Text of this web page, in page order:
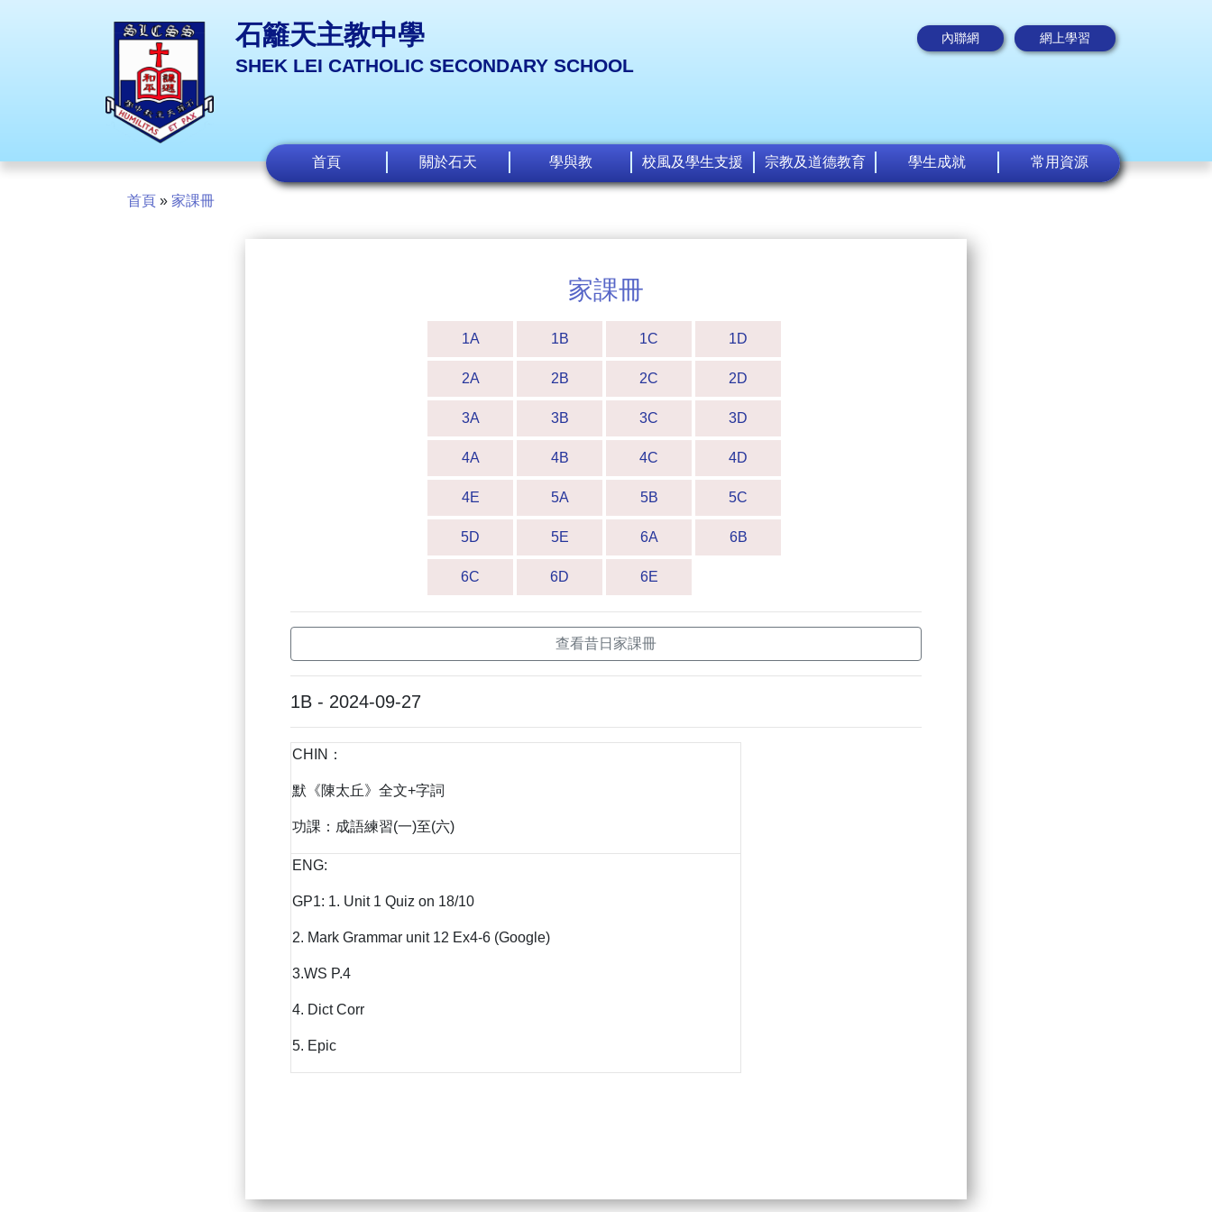
石籬天主教中學
SHEK LEI CATHOLIC SECONDARY SCHOOL
內聯網 網上學習
首頁 關於石天 學與教 校風及學生支援 宗教及道德教育 學生成就 常用資源
首頁 » 家課冊
家課冊
1A 1B 1C 1D
2A 2B 2C 2D
3A 3B 3C 3D
4A 4B 4C 4D
4E 5A 5B 5C
5D 5E 6A 6B
6C 6D 6E
查看昔日家課冊
1B - 2024-09-27
CHIN：
默《陳太丘》全文+字詞
功課：成語練習(一)至(六)
ENG:
GP1: 1. Unit 1 Quiz on 18/10
2. Mark Grammar unit 12 Ex4-6 (Google)
3.WS P.4
4. Dict Corr
5. Epic